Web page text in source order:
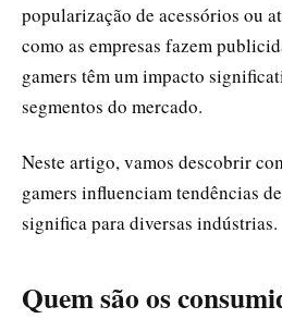
popularização de acessórios ou
como as empresas fazem
gamers têm um impacto
segmentos do mercado.
Neste artigo, vamos descobrir
gamers influenciam tendências
significa para diversas indústrias.
Quem são os